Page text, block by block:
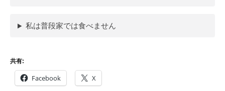
私は普段家では食べません
共有:
Facebook X